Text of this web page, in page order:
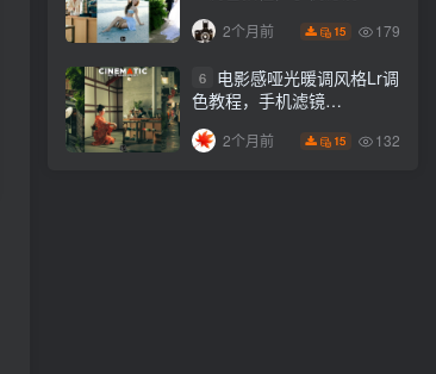
PS+Lightroom预设下载！
2个月前 15 179
6
电影感哑光暖调风格Lr调
色教程，手机滤镜
PS+Lightroom预设下载！
2个月前 15 132